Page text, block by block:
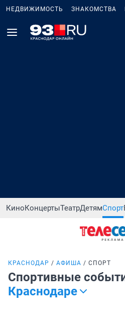
НЕДВИЖИМОСТЬ ЗНАКОМСТВА
КиноКонцертыТеатрДетямСпорт
КРАСНОДАР АФИША СПОРТ
Спортивные
Краснодаре